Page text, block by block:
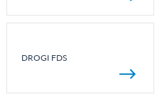
DROGI FDS